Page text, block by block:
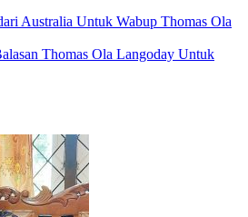
Australia Untuk Wabup Thomas Ola
Thomas Ola Langoday Untuk